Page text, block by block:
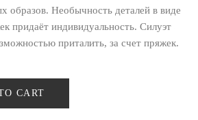
образов. Необычность деталей в виде
придаёт индивидуальность. Силуэт
приталить, за счет пряжек.
CART